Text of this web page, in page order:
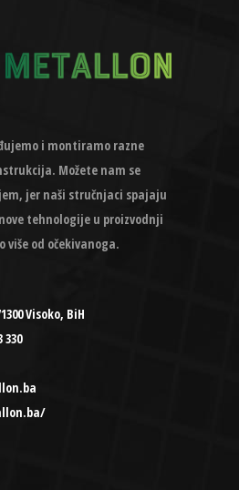
i montiramo razne
Možete nam se
jer naši stručnjaci spajaju
tehnologije u proizvodnji
više od očekivanoga.
Visoko, BiH
330